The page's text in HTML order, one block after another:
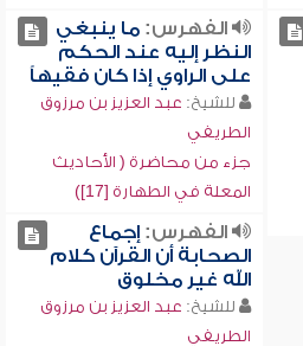
الفهرس:ما ينبغي
النظر إليه عند الحكم
على الراوي إذا كان فقيهاً
للشيخ: عبد العزيز بن مرزوق
الطريفي
جزء من محاضرة ( الأحاديث
المعلة في الطهارة [17])
الفهرس:إجماع
الصحابة أن القرآن كلام
الله غير مخلوق
للشيخ: عبد العزيز بن مرزوق
الطريفي